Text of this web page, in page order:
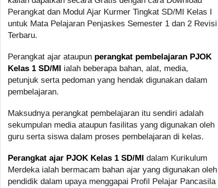
Perangkat dan Modul Ajar Kurmer Tingkat SD/MI Kelas I
untuk Mata Pelajaran Penjaskes Semester 1 dan 2 Revisi
Terbaru.
Perangkat ajar ataupun perangkat pembelajaran PJOK
Kelas 1 SD/MI
ialah beberapa bahan, alat, media,
petunjuk serta pedoman yang hendak digunakan dalam
pembelajaran.
Maksudnya perangkat pembelajaran itu sendiri adalah
sekumpulan media ataupun fasilitas yang digunakan oleh
guru serta siswa dalam proses pembelajaran di kelas.
Perangkat ajar PJOK Kelas 1 SD/MI
dalam Kurikulum
Merdeka ialah bermacam bahan ajar yang digunakan oleh
pendidik dalam upaya menggapai Profil Pelajar Pancasila